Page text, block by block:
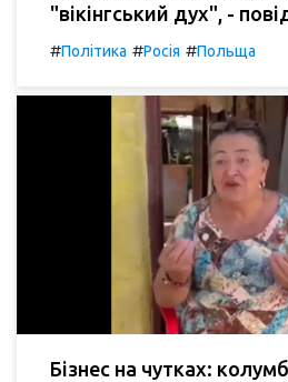
"вікінгський дух", -
#Політика #Росія #Польща
Бізнес на чутках: